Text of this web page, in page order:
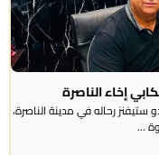
إخاء الناصرة
رحاله في مدينة الناصرة،